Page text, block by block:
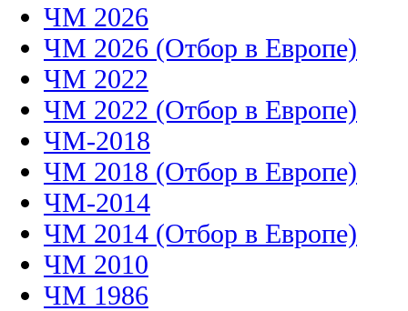
ЧМ 2026
ЧМ 2026 (Отбор в Европе)
ЧМ 2022
ЧМ 2022 (Отбор в Европе)
ЧМ-2018
ЧМ 2018 (Отбор в Европе)
ЧМ-2014
ЧМ 2014 (Отбор в Европе)
ЧМ 2010
ЧМ 1986